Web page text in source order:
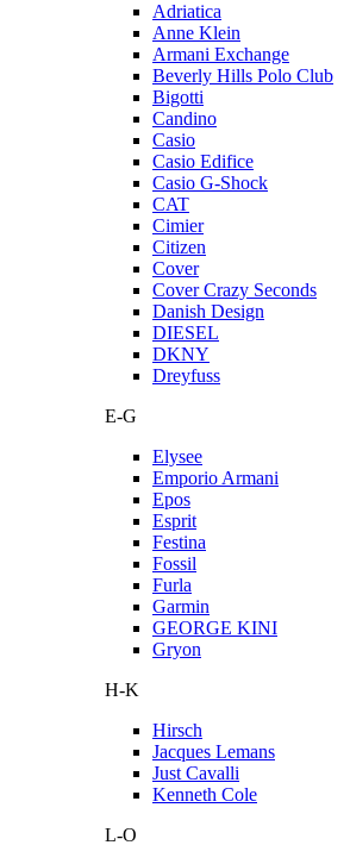
Adriatica
Anne Klein
Armani Exchange
Beverly Hills Polo Club
Bigotti
Candino
Casio
Casio Edifice
Casio G-Shock
CAT
Cimier
Citizen
Cover
Cover Crazy Seconds
Danish Design
DIESEL
DKNY
Dreyfuss
E-G
Elysee
Emporio Armani
Epos
Esprit
Festina
Fossil
Furla
Garmin
GEORGE KINI
Gryon
H-K
Hirsch
Jacques Lemans
Just Cavalli
Kenneth Cole
L-O